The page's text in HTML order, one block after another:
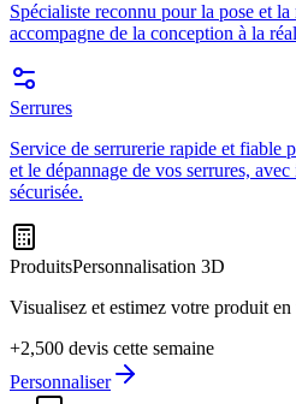
Spécialiste reconnu pour la pose et
accompagne de la conception à la
Serrures
Service de serrurerie rapide et fiable
et le dépannage de vos serrures,
sécurisée.
ProduitsPersonnalisation 3D
Visualisez et estimez votre produit en
+2,500 devis cette semaine
Personnaliser